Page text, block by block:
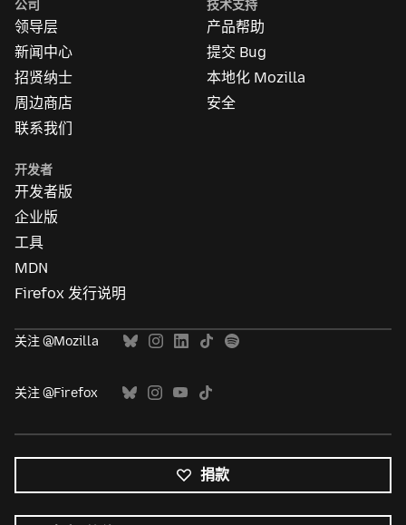
公司
领导层
新闻中心
招贤纳士
周边商店
联系我们
技术支持
产品帮助
提交 Bug
本地化 Mozilla
安全
开发者
开发者版
企业版
工具
MDN
Firefox 发行说明
关注 @Mozilla
关注 @Firefox
捐款
有